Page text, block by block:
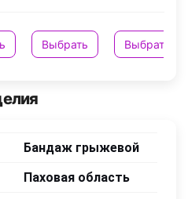
Выбрать Выбрать
Бандаж грыжевой
Паховая область